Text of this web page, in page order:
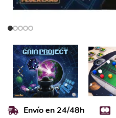
Envío en 24/48h